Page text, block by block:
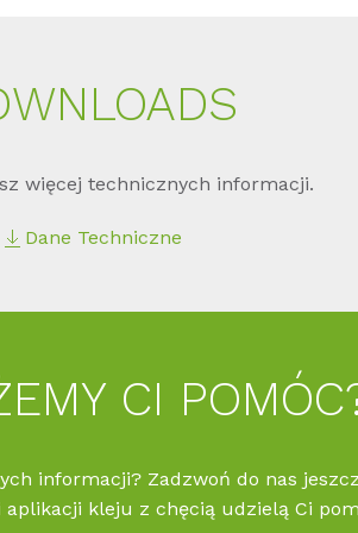
więcej technicznych informacji.
Dane Techniczne
CI
informacji? Zadzwoń do nas
kleju z chęcią udzielą Ci